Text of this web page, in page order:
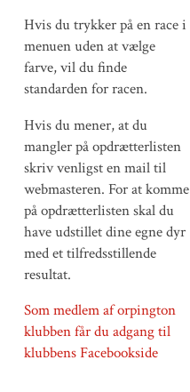
Hvis du trykker på en race i
menuen uden at vælge
farve, vil du finde
standarden for racen.
Hvis du mener, at du
mangler på opdrætterlisten
skriv venligst en mail til
webmasteren. For at komme
på opdrætterlisten skal du
have udstillet dine egne dyr
med et tilfredsstillende
resultat.
Som medlem af orpington
klubben får du adgang til
klubbens Facebookside